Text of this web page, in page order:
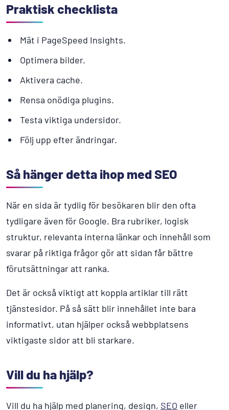
Praktisk checklista
Mät i PageSpeed Insights.
Optimera bilder.
Aktivera cache.
Rensa onödiga plugins.
Testa viktiga undersidor.
Följ upp efter ändringar.
Så hänger detta ihop med SEO
När en sida är tydlig för besökaren blir den ofta
tydligare även för Google. Bra rubriker, logisk
struktur, relevanta interna länkar och innehåll som
svarar på riktiga frågor gör att sidan får bättre
förutsättningar att ranka.
Det är också viktigt att koppla artiklar till rätt
tjänstesidor. På så sätt blir innehållet inte bara
informativt, utan hjälper också webbplatsens
viktigaste sidor att bli starkare.
Vill du ha hjälp?
Vill du ha hjälp med planering, design, SEO eller